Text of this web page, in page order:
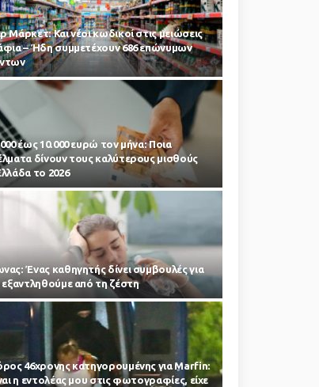
Μάρκετ: Και νέοι κωδικοί στις μειώσεις
– Ήδη συμμετέχουν 686 επώνυμων
έως 10.000 ευρώ τον μήνα: Ποια
δίνουν τους καλύτερους μισθούς
το 2026
Ένας καθηγητής δίνει συμβουλές για
εξαντληθούμε από τη ζέστη
46χρονης κατηγορουμένης για Marfin:
η εντολέας μου στις φωτογραφίες, είχε